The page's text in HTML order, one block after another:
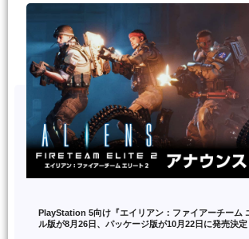
PlayStation 5向け『エイリアン：ファイアーチーム
ル版が8月26日、パッケージ版が10月22日に発売決定